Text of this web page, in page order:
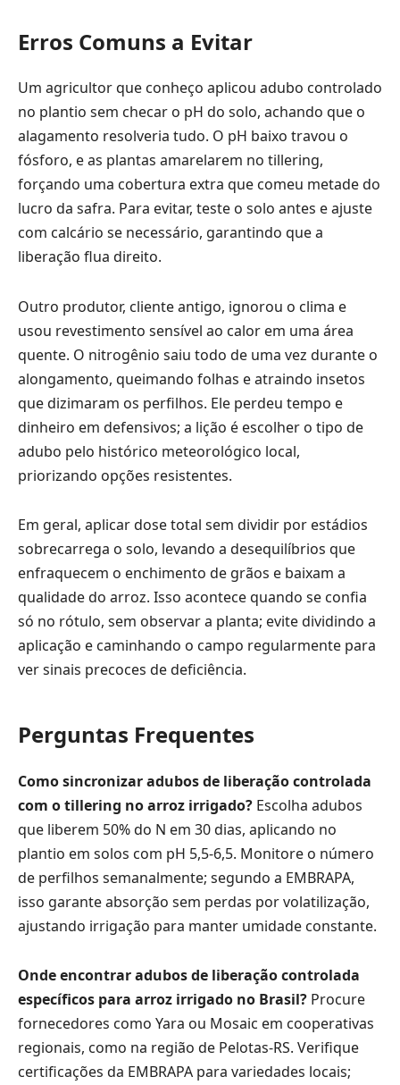
Erros Comuns a Evitar
Um agricultor que conheço aplicou adubo controlado
no plantio sem checar o pH do solo, achando que o
alagamento resolveria tudo. O pH baixo travou o
fósforo, e as plantas amarelarem no tillering,
forçando uma cobertura extra que comeu metade do
lucro da safra. Para evitar, teste o solo antes e ajuste
com calcário se necessário, garantindo que a
liberação flua direito.
Outro produtor, cliente antigo, ignorou o clima e
usou revestimento sensível ao calor em uma área
quente. O nitrogênio saiu todo de uma vez durante o
alongamento, queimando folhas e atraindo insetos
que dizimaram os perfilhos. Ele perdeu tempo e
dinheiro em defensivos; a lição é escolher o tipo de
adubo pelo histórico meteorológico local,
priorizando opções resistentes.
Em geral, aplicar dose total sem dividir por estádios
sobrecarrega o solo, levando a desequilíbrios que
enfraquecem o enchimento de grãos e baixam a
qualidade do arroz. Isso acontece quando se confia
só no rótulo, sem observar a planta; evite dividindo a
aplicação e caminhando o campo regularmente para
ver sinais precoces de deficiência.
Perguntas Frequentes
Como sincronizar adubos de liberação controlada
com o tillering no arroz irrigado? Escolha adubos
que liberem 50% do N em 30 dias, aplicando no
plantio em solos com pH 5,5-6,5. Monitore o número
de perfilhos semanalmente; segundo a EMBRAPA,
isso garante absorção sem perdas por volatilização,
ajustando irrigação para manter umidade constante.
Onde encontrar adubos de liberação controlada
específicos para arroz irrigado no Brasil? Procure
fornecedores como Yara ou Mosaic em cooperativas
regionais, como na região de Pelotas-RS. Verifique
certificações da EMBRAPA para variedades locais;